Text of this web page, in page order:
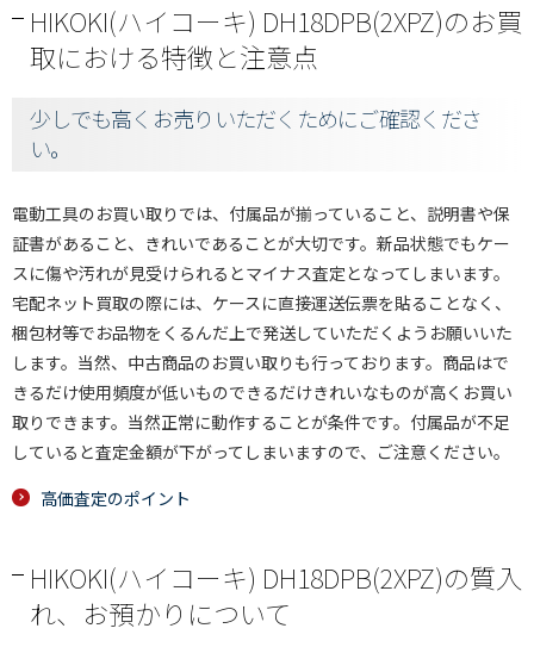
HIKOKI(ハイコーキ) DH18DPB(2XPZ)のお買
取における特徴と注意点
少しでも高くお売りいただくためにご確認くださ
い。
電動工具のお買い取りでは、付属品が揃っていること、説明書や保
証書があること、きれいであることが大切です。新品状態でもケー
スに傷や汚れが見受けられるとマイナス査定となってしまいます。
宅配ネット買取の際には、ケースに直接運送伝票を貼ることなく、
梱包材等でお品物をくるんだ上で発送していただくようお願いいた
します。当然、中古商品のお買い取りも行っております。商品はで
きるだけ使用頻度が低いものできるだけきれいなものが高くお買い
取りできます。当然正常に動作することが条件です。付属品が不足
していると査定金額が下がってしまいますので、ご注意ください。
高価査定のポイント
HIKOKI(ハイコーキ) DH18DPB(2XPZ)の質入
れ、お預かりについて